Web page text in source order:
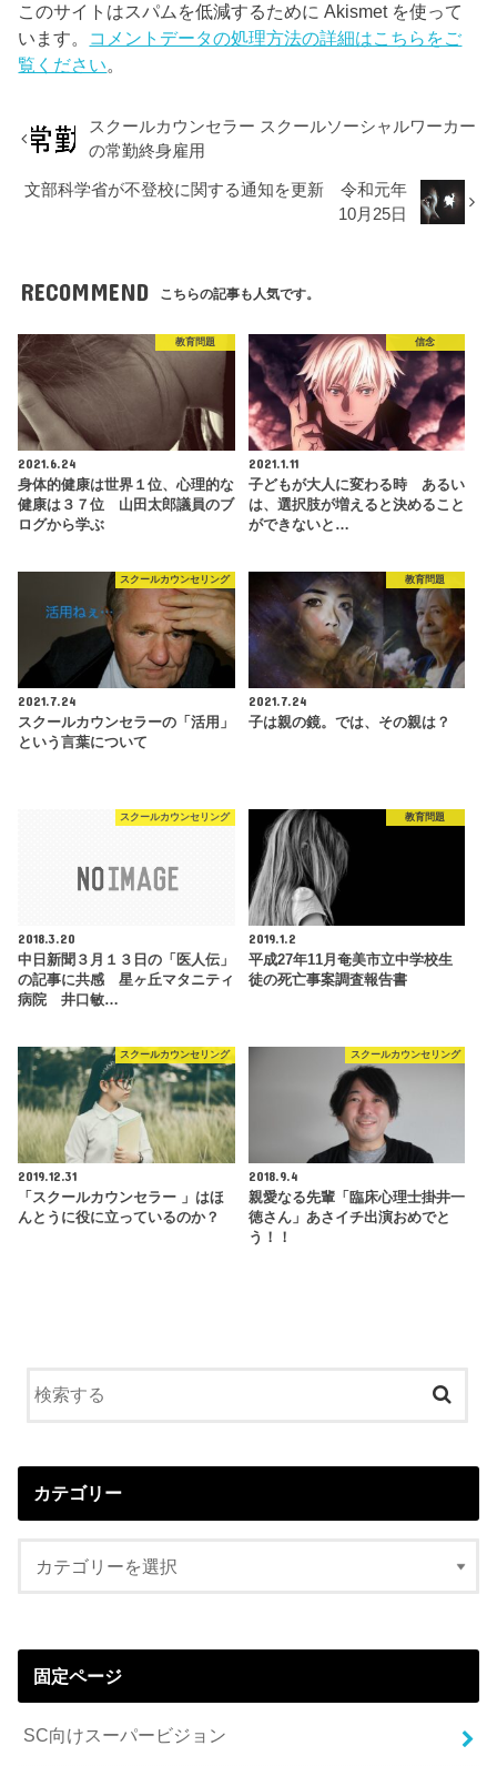
このサイトはスパムを低減するために Akismet を使って
います。 コメントデータの処理方法の詳細はこちらをご
覧ください。
スクールカウンセラー スクールソーシャルワーカー
の常勤終身雇用
文部科学省が不登校に関する通知を更新 令和元年
10月25日
RECOMMEND こちらの記事も人気です。
教育問題
2021.6.24
身体的健康は世界１位、心理的な
健康は３７位 山田太郎議員のブ
ログから学ぶ
信念
2021.1.11
子どもが大人に変わる時 あるい
は、選択肢が増えると決めること
ができないと…
スクールカウンセリング
2021.7.24
スクールカウンセラーの「活用」
という言葉について
教育問題
2021.7.24
子は親の鏡。では、その親は？
スクールカウンセリング
2018.3.20
中日新聞３月１３日の「医人伝」
の記事に共感 星ヶ丘マタニティ
病院 井口敏…
教育問題
2019.1.2
平成27年11月奄美市立中学校生
徒の死亡事案調査報告書
スクールカウンセリング
2019.12.31
「スクールカウンセラー 」はほ
んとうに役に立っているのか？
スクールカウンセリング
2018.9.4
親愛なる先輩「臨床心理士掛井一
徳さん」あさイチ出演おめでと
う！！
カテゴリー
固定ページ
SC向けスーパービジョン